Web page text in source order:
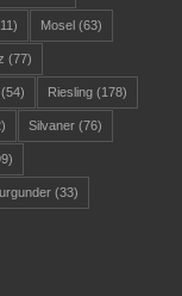
Mosel(63)
(77)
Riesling(178)
Silvaner(76)
(33)